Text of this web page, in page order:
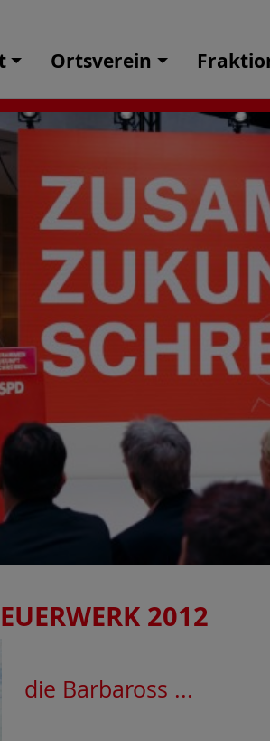
Ortsverein
2012
die Barbaross ...